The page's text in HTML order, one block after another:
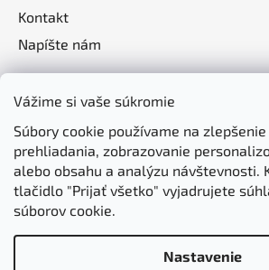
Vážime si vaše súkromie
Súbory cookie používame na
prehliadania, zobrazovanie
alebo obsahu a analýzu návštevnosti.
tlačidlo "Prijať všetko" vyjadrujete
súborov cookie.
Nastavenie
Kontakt
Napíšte nám